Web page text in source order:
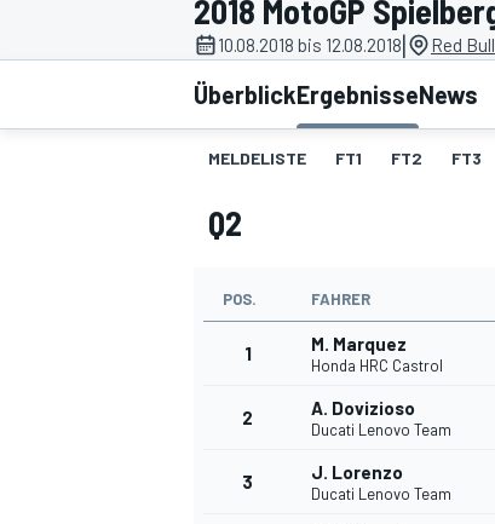
MOTOGP
2018 MotoGP
10.08.2018 bis 12.08.2018| Red
ÜberblickErgebnisseNews
MELDELISTE FT1 FT2 FT3
Q2
POS. FAHRER
1 M. Marquez
Honda HRC Castrol
2 A. Dovizioso
Ducati Lenovo Team
3 J. Lorenzo
Ducati Lenovo Team